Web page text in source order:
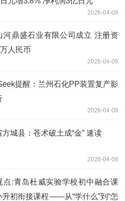
2026-04-09
河鼎盛石业有限公司成立 注册资
人民币
2026-04-09
提醒：兰州石化PP装置复产影
2026-04-08
城县：苍术破土成“金” 速读
2026-04-08
点:青岛杜威实验学校初中融合课
升初衔接课程——从“学什么”到“怎